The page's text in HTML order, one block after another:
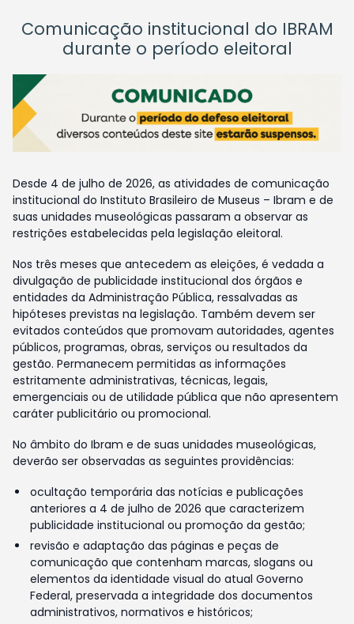
Comunicação institucional do IBRAM
durante o período eleitoral
Desde 4 de julho de 2026, as atividades de comunicação
institucional do Instituto Brasileiro de Museus – Ibram e de
suas unidades museológicas passaram a observar as
restrições estabelecidas pela legislação eleitoral.
Nos três meses que antecedem as eleições, é vedada a
divulgação de publicidade institucional dos órgãos e
entidades da Administração Pública, ressalvadas as
hipóteses previstas na legislação. Também devem ser
evitados conteúdos que promovam autoridades, agentes
públicos, programas, obras, serviços ou resultados da
gestão. Permanecem permitidas as informações
estritamente administrativas, técnicas, legais,
emergenciais ou de utilidade pública que não apresentem
caráter publicitário ou promocional.
No âmbito do Ibram e de suas unidades museológicas,
deverão ser observadas as seguintes providências:
ocultação temporária das notícias e publicações
anteriores a 4 de julho de 2026 que caracterizem
publicidade institucional ou promoção da gestão;
revisão e adaptação das páginas e peças de
comunicação que contenham marcas, slogans ou
elementos da identidade visual do atual Governo
Federal, preservada a integridade dos documentos
administrativos, normativos e históricos;